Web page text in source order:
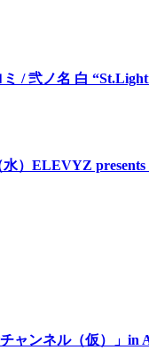
/ 弐ノ名 白
水）ELEVYZ
ャンネル（仮）」in